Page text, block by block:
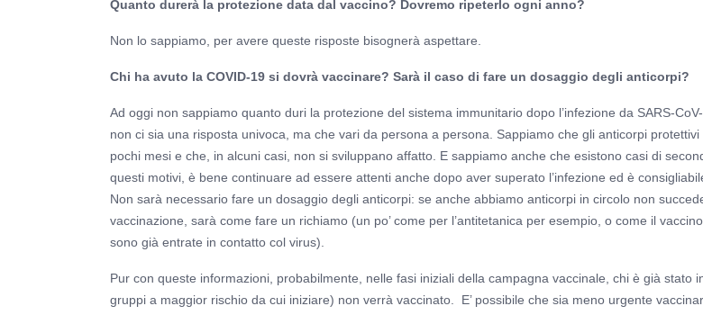
Quanto durerà la protezione data dal vaccino? Dovremo ripeterlo ogni anno?
Non lo sappiamo, per avere queste risposte bisognerà aspettare.
Chi ha avuto la COVID-19 si dovrà vaccinare? Sarà il caso di fare un dosaggio degli anticorpi?
Ad oggi non sappiamo quanto duri la protezione del sistema immunitario dopo l’infezione da SARS-
non ci sia una risposta univoca, ma che vari da persona a persona. Sappiamo che gli anticorpi
pochi mesi e che, in alcuni casi, non si sviluppano affatto. E sappiamo anche che esistono casi di
questi motivi, è bene continuare ad essere attenti anche dopo aver superato l’infezione ed è
Non sarà necessario fare un dosaggio degli anticorpi: se anche abbiamo anticorpi in circolo non
vaccinazione, sarà come fare un richiamo (un po’ come per l’antitetanica per esempio, o come il
sono già entrate in contatto col virus).
Pur con queste informazioni, probabilmente, nelle fasi iniziali della campagna vaccinale, chi è già stato
gruppi a maggior rischio da cui iniziare) non verrà vaccinato. E’ possibile che sia meno urgente